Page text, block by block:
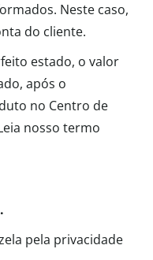
Neste caso,
do cliente.
estado, o valor
após o
no Centro de
nosso termo
pela privacidade